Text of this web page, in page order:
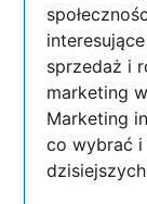
sprzedaż i
marketing
Marketing
co wybrać